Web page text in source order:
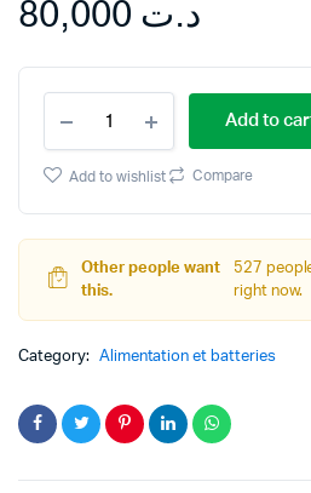
د.ت
étanche
12V
7.5
quantity
Add to
Add to wishlist Compare
Other people want
this.
527
right now.
Category: Alimentation et batteries